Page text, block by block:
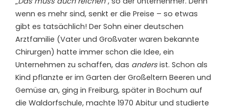
wenn es mehr sind, senkt er die Preise – so etwas
gibt es tatsächlich! Der Sohn einer deutschen
Arztfamilie (Vater und Großvater waren bekannte
Chirurgen) hatte immer schon die Idee, ein
Unternehmen zu schaffen, das anders ist. Schon als
Kind pflanzte er im Garten der Großeltern Beeren und
Gemüse an, ging in Freiburg, später in Bochum auf
die Waldorfschule, machte 1970 Abitur und studierte